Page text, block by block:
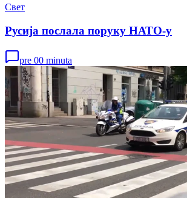
Свет
Русија послала поруку НАТО-у
pre 00 minuta